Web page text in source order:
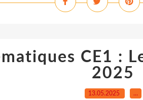
CE1 :
2025
13.05.2025 …